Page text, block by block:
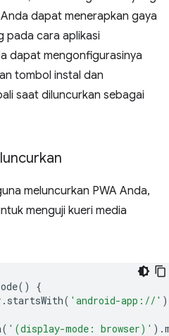
dapat menerapkan gaya
pada cara aplikasi
dapat mengonfigurasinya
tombol instal dan
saat diluncurkan sebagai
meluncurkan PWA Anda,
menguji kueri media
()
{
. startsWith( 'android-app://'
( '(display-mode: browser)' ).